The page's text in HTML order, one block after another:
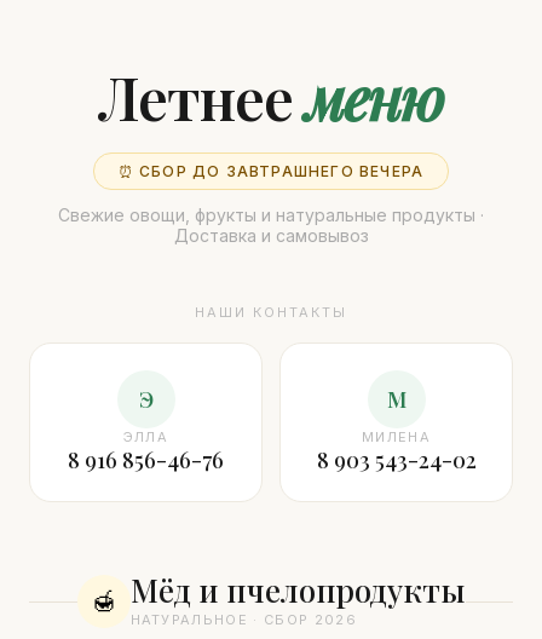
Летнееменю
⏰ СБОР ДО ЗАВТРАШНЕГО ВЕЧЕРА
Свежие овощи, фрукты и натуральные продукты ·
Доставка и самовывоз
НАШИ КОНТАКТЫ
Э
ЭЛЛА
8 916 856-46-76
М
МИЛЕНА
8 903 543-24-02
🍯 Мёд и пчелопродукты
НАТУРАЛЬНОЕ · СБОР 2026